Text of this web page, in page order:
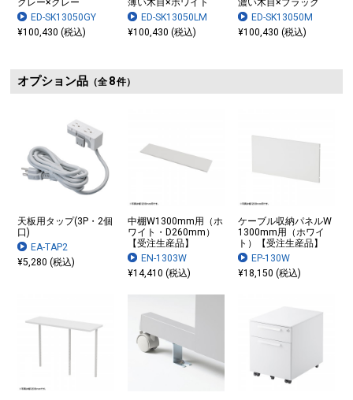
グレー×グレー
ED-SK13050GY
¥100,430 (税込)
薄い木目×ホワイト
ED-SK13050LM
¥100,430 (税込)
濃い木目×ブラック
ED-SK13050M
¥100,430 (税込)
オプション品（全 8件）
天板用タップ(3P・2個
口)
EA-TAP2
¥5,280 (税込)
中棚W1300mm用（ホ
ワイト・D260mm）
【受注生産品】
EN-1303W
¥14,410 (税込)
ケーブル収納パネルW
1300mm用（ホワイ
ト）【受注生産品】
EP-130W
¥18,150 (税込)